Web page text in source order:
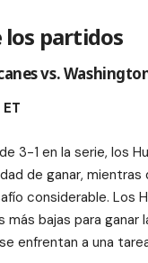
los partidos
vs.
3-1 en la serie, los
de ganar, mientras
considerable. Los
más bajas para ganar
enfrentan a una